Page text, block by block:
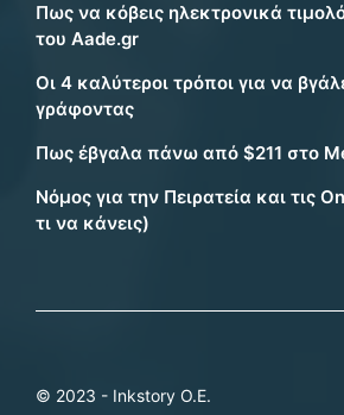
Πως να κόβεις ηλεκτρονικά
του Aade.gr
Οι 4 καλύτεροι τρόποι για να
γράφοντας
Πως έβγαλα πάνω από $211 στο
Νόμος για την Πειρατεία και τις
τι να κάνεις)
© 2023 - Inkstory Ο.Ε.